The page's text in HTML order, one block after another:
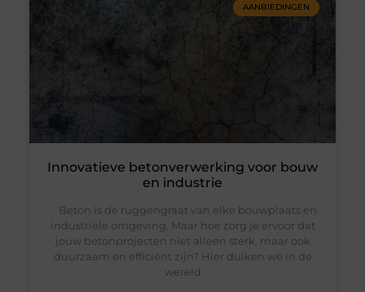
AANBIEDINGEN
Innovatieve betonverwerking voor bouw
en industrie
Beton is de ruggengraat van elke bouwplaats en
industriële omgeving. Maar hoe zorg je ervoor dat
jouw betonprojecten niet alleen sterk, maar ook
duurzaam en efficiënt zijn? Hier duiken we in de
wereld